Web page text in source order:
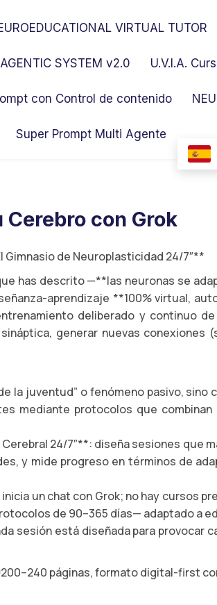
VIRTUAL TUTOR
SYSTEM v2.0 U.V.I.A.
con Control de contenido
Super Prompt Multi Agente
con Grok
Gimnasio de Neuroplasticidad 24/7″**
has descrito —**las neuronas se
aprendizaje **100% virtual,
deliberado y continuo
generar nuevas
la juventud” o fenómeno pasivo,
mediante protocolos que
24/7″**: diseña sesiones que
y mide progreso en términos de
un chat con Grok; no hay cursos
de 90–365 días— adaptado a
sesión está diseñada para
páginas, formato digital-first